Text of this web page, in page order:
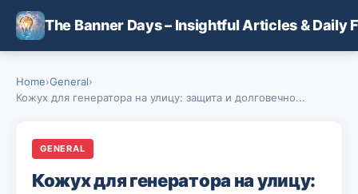
Skip to main content
The Banner Days – Insightful Articles & Daily
Home›General›
Кожух для генератора на улицу: защита и долговечно...
GENERAL
Кожух для генератора на улицу: